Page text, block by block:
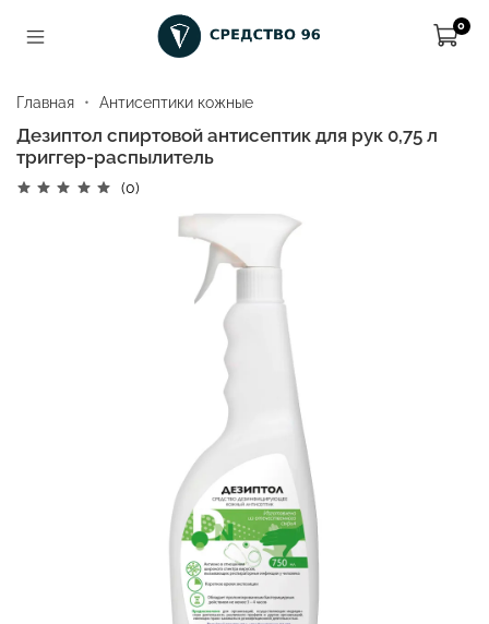
0
Главная Антисептики кожные
Дезиптол спиртовой антисептик для рук 0,75 л
триггер-распылитель
(0)